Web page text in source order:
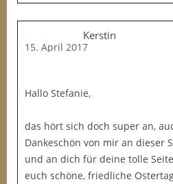
Kerstin
15. April 2017
Hallo Stefanie,
das hört sich doch super an,
Dankeschön von mir an dieser
und an dich für deine tolle
euch schöne, friedliche